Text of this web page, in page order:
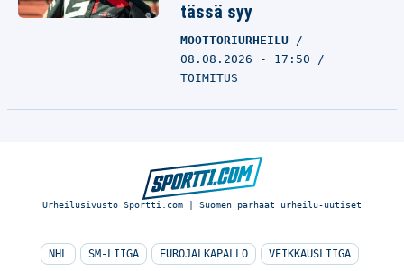
tässä syy
MOOTTORIURHEILU
08.08.2026 - 17:50
TOIMITUS
Urheilusivusto Sportti.com | Suomen parhaat urheilu-uutiset
NHL SM-LIIGA EUROJALKAPALLO VEIKKAUSLIIGA